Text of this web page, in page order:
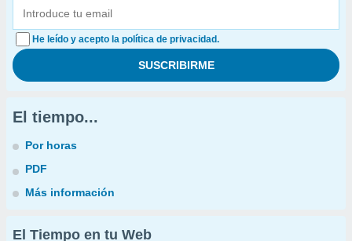
He leído y acepto la política de privacidad.
El tiempo...
Por horas
PDF
Más información
El Tiempo en tu Web